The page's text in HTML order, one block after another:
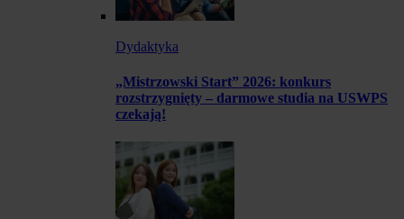
Dydaktyka
„Mistrzowski Start” 2026: konkurs
rozstrzygnięty – darmowe studia na USWPS
czekają!